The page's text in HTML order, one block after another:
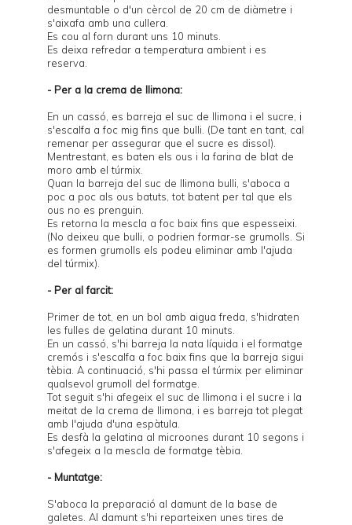
desmuntable o d'un cèrcol de 20 cm de diàmetre i
s'aixafa amb una cullera.
Es cou al forn durant uns 10 minuts.
Es deixa refredar a temperatura ambient i es
reserva.
- Per a la crema de llimona:
En un cassó, es barreja el suc de llimona i el sucre, i
s'escalfa a foc mig fins que bulli. (De tant en tant, cal
remenar per assegurar que el sucre es dissol).
Mentrestant, es baten els ous i la farina de blat de
moro amb el túrmix.
Quan la barreja del suc de llimona bulli, s'aboca a
poc a poc als ous batuts, tot batent per tal que els
ous no es prenguin.
Es retorna la mescla a foc baix fins que espesseixi.
(No deixeu que bulli, o podrien formar-se grumolls. Si
es formen grumolls els podeu eliminar amb l'ajuda
del túrmix).
- Per al farcit:
Primer de tot, en un bol amb aigua freda, s'hidraten
les fulles de gelatina durant 10 minuts.
En un cassó, s'hi barreja la nata líquida i el formatge
cremós i s'escalfa a foc baix fins que la barreja sigui
tèbia. A continuació, s'hi passa el túrmix per eliminar
qualsevol grumoll del formatge.
Tot seguit s'hi afegeix el suc de llimona i el sucre i la
meitat de la crema de llimona, i es barreja tot plegat
amb l'ajuda d'una espàtula.
Es desfà la gelatina al microones durant 10 segons i
s'afegeix a la mescla de formatge tèbia.
- Muntatge:
S'aboca la preparació al damunt de la base de
galetes. Al damunt s'hi reparteixen unes tires de